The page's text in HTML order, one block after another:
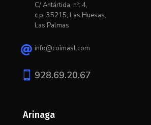
C/ Antártida, nº: 4,
c.p: 35215, Las Huesas,
Las Palmas
 info@coimasl.com
 928.69.20.67
Arinaga